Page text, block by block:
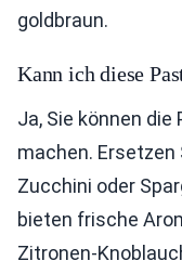
goldbraun.
Kann ich diese
Ja, Sie können
machen. Ersetzen
Zucchini oder
bieten frische
Zitronen-